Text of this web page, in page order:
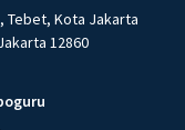
Tebet, Kota Jakarta
12860